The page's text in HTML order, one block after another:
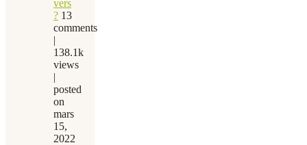
vers
? 13
comments
|
138.1k
views
|
posted
on
mars
15,
2022